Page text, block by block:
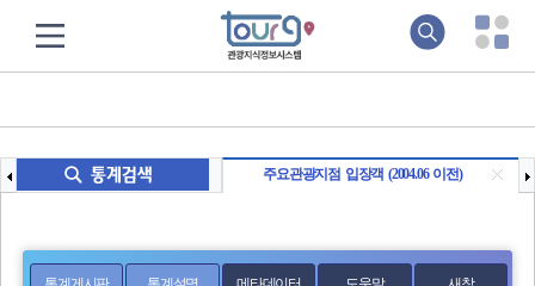
주요관광지점 입장객 (2004.06 이전)